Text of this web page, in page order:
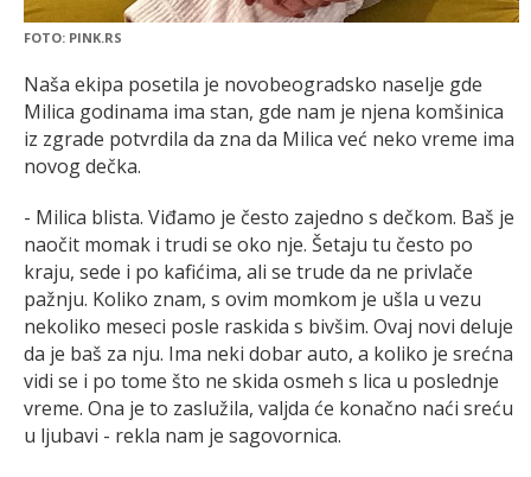
FOTO: PINK.RS
Naša ekipa posetila je novobeogradsko naselje gde
Milica godinama ima stan, gde nam je njena komšinica
iz zgrade potvrdila da zna da Milica već neko vreme ima
novog dečka.
- Milica blista. Viđamo je često zajedno s dečkom. Baš je
naočit momak i trudi se oko nje. Šetaju tu često po
kraju, sede i po kafićima, ali se trude da ne privlače
pažnju. Koliko znam, s ovim momkom je ušla u vezu
nekoliko meseci posle raskida s bivšim. Ovaj novi deluje
da je baš za nju. Ima neki dobar auto, a koliko je srećna
vidi se i po tome što ne skida osmeh s lica u poslednje
vreme. Ona je to zaslužila, valjda će konačno naći sreću
u ljubavi - rekla nam je sagovornica.